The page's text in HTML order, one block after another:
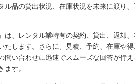
ル品の貸出状況、在庫状況を未来に渡り
は、レンタル業特有の契約、貸出、返却
たします。さらに、見積、予約、在庫や
問い合わせに迅速でスムーズな回答が行
ます。